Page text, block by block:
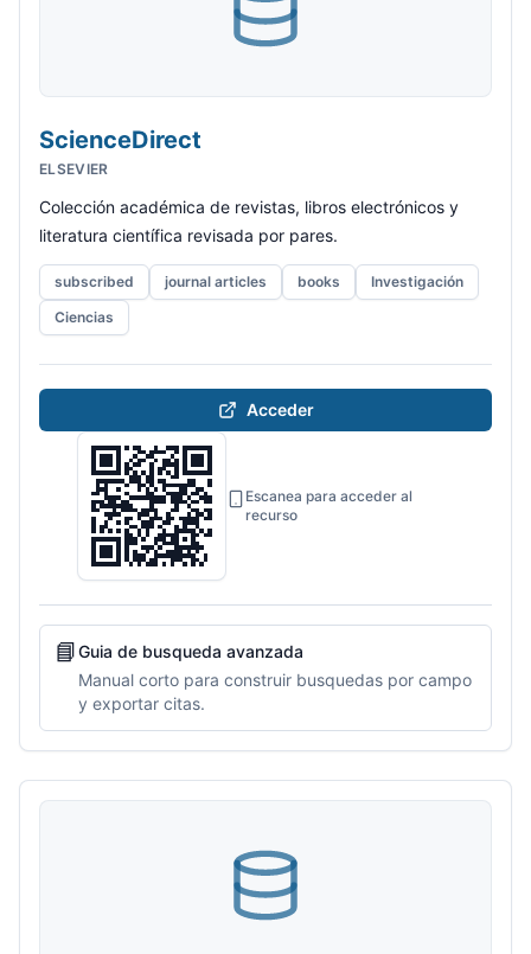
ScienceDirect
ELSEVIER
Colección académica de revistas, libros electrónicos y
literatura científica revisada por pares.
subscribed journal articles books
Investigación
Ciencias
Acceder
Escanea para acceder al
recurso
📘Guia de busqueda avanzada
Manual corto para construir busquedas por campo
y exportar citas.